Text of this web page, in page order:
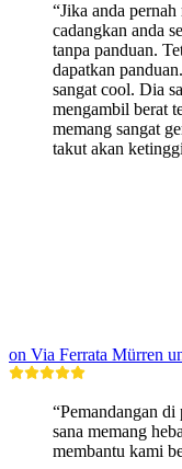
“Jika anda
cadangkan anda
tanpa panduan.
dapatkan
sangat cool. Dia
mengambil berat
memang sangat
takut akan
on Via Ferrata Mürren
“Pemandangan
sana memang
membantu kami